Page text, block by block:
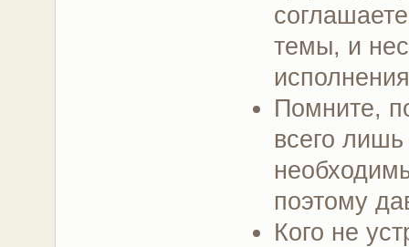
темы, и
Помните,
всего
поэтому
Кого не